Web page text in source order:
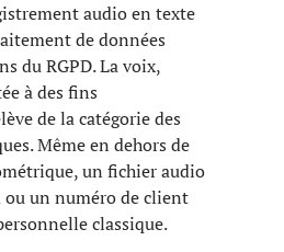
audio en texte
de données
du RGPD. La voix,
à des fins
de la catégorie des
Même en dehors de
un fichier audio
un numéro de client
classique.